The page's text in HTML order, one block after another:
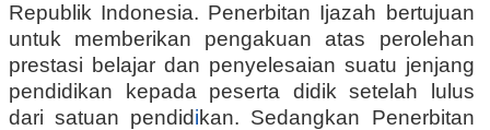
Republik Indonesia. Penerbitan Ijazah bertujuan
untuk memberikan pengakuan atas perolehan
prestasi belajar dan penyelesaian suatu jenjang
pendidikan kepada peserta didik setelah lulus
dari satuan pendidikan. Sedangkan Penerbitan